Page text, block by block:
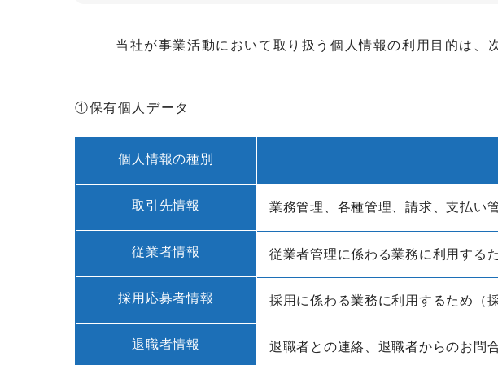
当社が事業活動において取り扱う個人情報の利用目的は、
①保有個人データ
個人情報の種別
取引先情報 業務管理、各種管理、請求、支払い
従業者情報 従業者管理に係わる業務に利用する
採用応募者情報 採用に係わる業務に利用するため（
退職者情報 退職者との連絡、退職者からのお問